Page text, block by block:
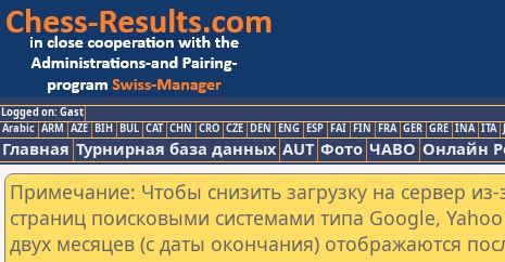
Logged on: Gast
Arabic ARM AZE BIH BUL CAT CHN CRO CZE DEN ENG ESP FAI FIN FRA GER GRE INA ITA
Главная Турнирная база данных AUT Фото ЧАВО Онлайн
Примечание: Чтобы снизить загрузку на сервер
страниц поисковыми системами типа Google,
двух месяцев (с даты окончания) отображаются